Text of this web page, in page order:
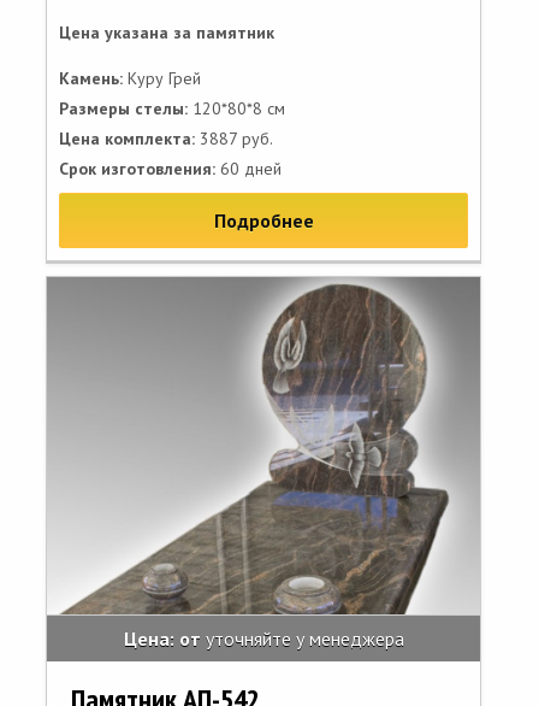
Цена указана за памятник
Камень: Куру Грей
Размеры стелы: 120*80*8 см
Цена комплекта: 3887 руб.
Срок изготовления: 60 дней
Подробнее
Цена: от уточняйте у менеджера